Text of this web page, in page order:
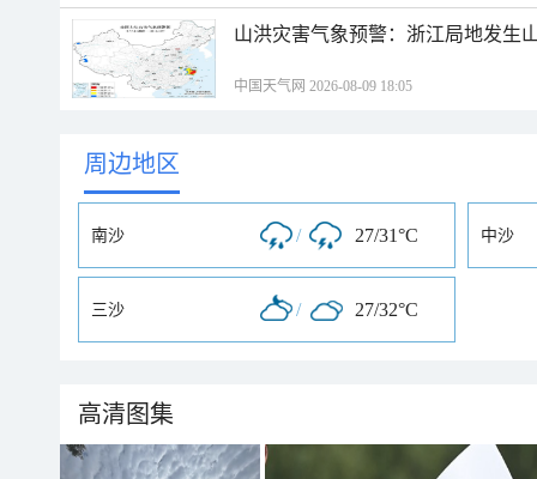
山洪灾害气象预警：浙江局地发生
中国天气网 2026-08-09 18:05
周边地区
南沙 / 27/31°C 中沙
三沙 / 27/32°C
高清图集